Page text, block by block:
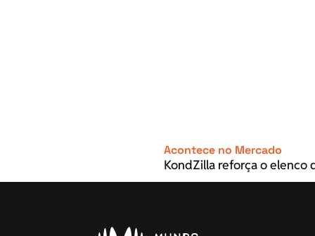
Acontece no Mercado
KondZilla reforça o elenco